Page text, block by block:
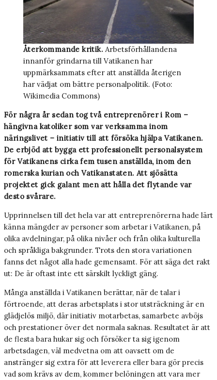
Återkommande kritik. ­Arbetsförhållandena
innanför grindarna till Vatikanen har
uppmärksammats efter att anställda återigen
har vädjat om bättre personalpolitik. (Foto:
Wikimedia Commons)
För några år sedan tog två entreprenörer i Rom –
hängivna katoliker som var verksamma inom
näringslivet – initiativ till att försöka hjälpa Vatikanen.
De erbjöd att bygga ett professionellt personalsystem
för Vatikanens cirka fem tusen anställda, inom den
romerska kurian och Vatikanstaten. Att sjösätta
projektet gick galant men att hålla det flytande var
desto svårare.
Upprinnelsen till det hela var att entreprenörerna hade lärt
känna mängder av personer som arbetar i Vatikanen, på
olika avdelningar, på olika nivåer och från olika kulturella
och språkliga bakgrunder. Trots den stora variationen
fanns det något alla hade gemensamt. För att säga det rakt
ut: De är oftast inte ett särskilt lyckligt gäng.
Många anställda i Vatikanen berättar, när de talar i
förtroende, att deras arbetsplats i stor utsträckning är en
glädjelös miljö, där initiativ motarbetas, samarbete avböjs
och prestationer över det normala saknas. Resultatet är att
de flesta bara hukar sig och försöker ta sig igenom
arbetsdagen, väl medvetna om att oavsett om de
anstränger sig extra för att leverera eller bara gör precis
vad som krävs av dem, kommer belöningen att vara mer